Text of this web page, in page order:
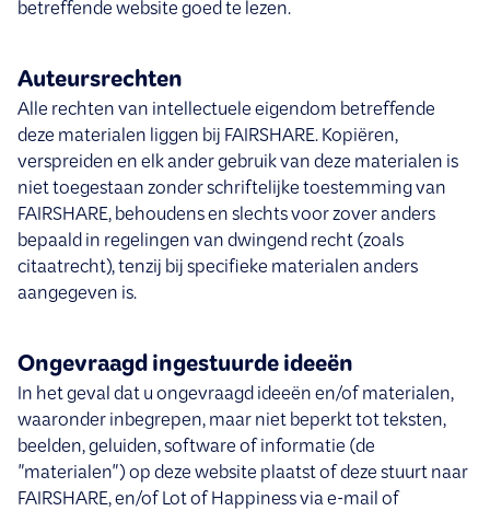
betreffende website goed te lezen.
Auteursrechten
Alle rechten van intellectuele eigendom betreffende
deze materialen liggen bij FAIRSHARE. Kopiëren,
verspreiden en elk ander gebruik van deze materialen is
niet toegestaan zonder schriftelijke toestemming van
FAIRSHARE, behoudens en slechts voor zover anders
bepaald in regelingen van dwingend recht (zoals
citaatrecht), tenzij bij specifieke materialen anders
aangegeven is.
Ongevraagd ingestuurde ideeën
In het geval dat u ongevraagd ideeën en/of materialen,
waaronder inbegrepen, maar niet beperkt tot teksten,
beelden, geluiden, software of informatie (de
"materialen") op deze website plaatst of deze stuurt naar
FAIRSHARE, en/of Lot of Happiness via e-mail of